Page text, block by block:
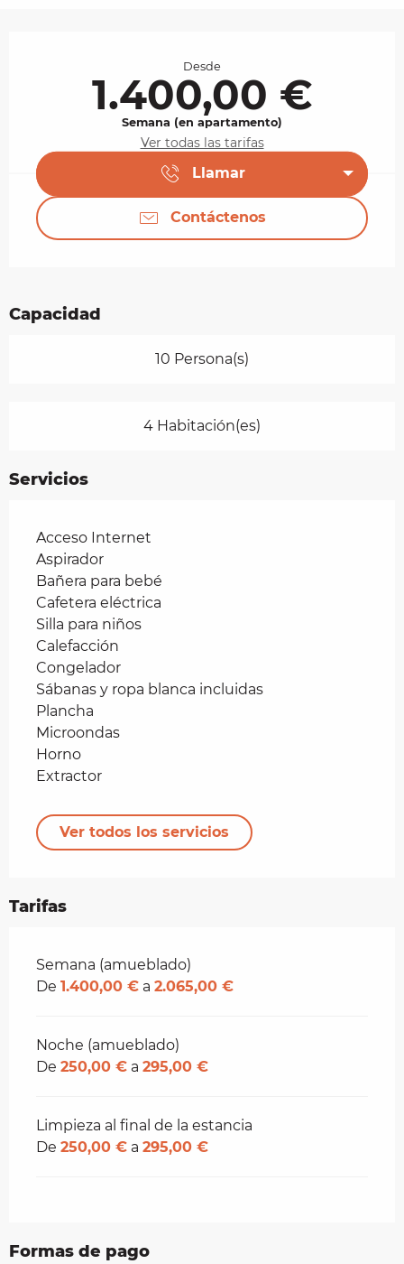
Desde
1.400,00 €
Semana (en apartamento)
Ver todas las tarifas
Llamar
Contáctenos
Capacidad
10 Persona(s)
4 Habitación(es)
Servicios
Acceso Internet
Aspirador
Bañera para bebé
Cafetera eléctrica
Silla para niños
Calefacción
Congelador
Sábanas y ropa blanca incluidas
Plancha
Microondas
Horno
Extractor
Ver todos los servicios
Tarifas
Tarifas 2026
Semana (amueblado)
De 1.400,00 € a 2.065,00 €
Noche (amueblado)
De 250,00 € a 295,00 €
Limpieza al final de la estancia
De 250,00 € a 295,00 €
Formas de pago